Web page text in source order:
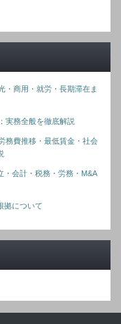
・商用・就労・長期滞在ま
実務全般を徹底解説
務費推移・最低賃金・社会
・会計・税務・労務・M&A
拠について